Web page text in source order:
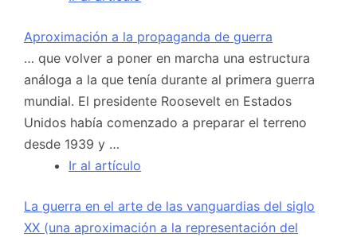
Aproximación a la propaganda de guerra
… que volver a poner en marcha una estructura
análoga a la que tenía durante al primera guerra
mundial. El presidente Roosevelt en Estados
Unidos había comenzado a preparar el terreno
desde 1939 y …
Ir al artículo
La guerra en el arte de las vanguardias del siglo
XX (una aproximación a la representación del